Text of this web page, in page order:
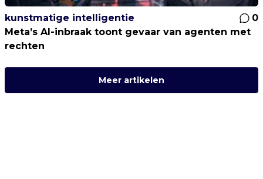
kunstmatige intelligentie
0
Meta’s AI-inbraak toont gevaar van agenten met
rechten
Meer artikelen